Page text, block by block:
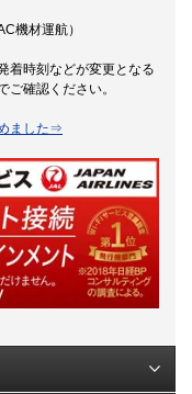
機材運航）
着時刻などが変更となる
ご確認ください。
ました⇒